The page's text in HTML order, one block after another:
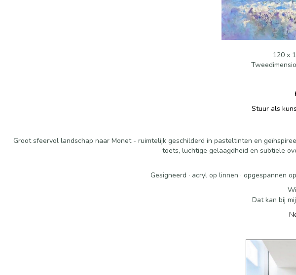
120 x
Stuur als
Groot sfeervol landschap naar Monet - ruimtelijk geschilderd in pasteltinten en
toets, luchtige gelaagdheid en subtiele
Gesigneerd · acryl op linnen · opgespannen
Dat kan bij